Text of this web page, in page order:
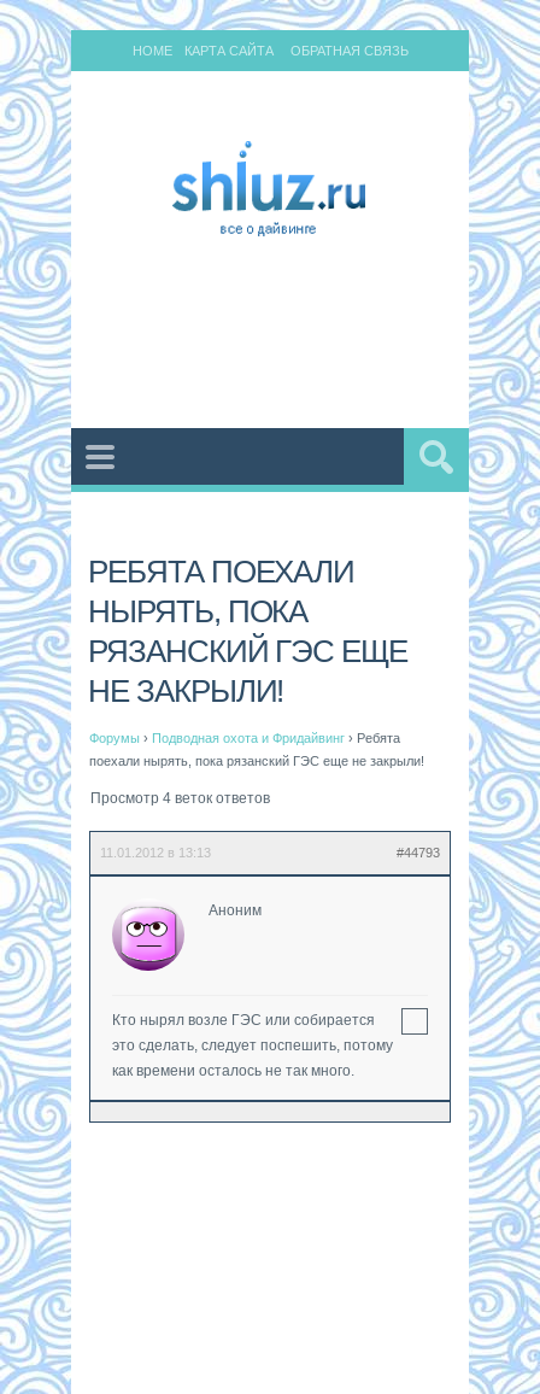
HOME КАРТА САЙТА ОБРАТНАЯ СВЯЗЬ
РЕБЯТА ПОЕХАЛИ
НЫРЯТЬ, ПОКА
РЯЗАНСКИЙ ГЭС ЕЩЕ
НЕ ЗАКРЫЛИ!
Форумы › Подводная охота и Фридайвинг › Ребята
поехали нырять, пока рязанский ГЭС еще не закрыли!
Просмотр 4 веток ответов
11.01.2012 в 13:13 #44793
Аноним
Кто нырял возле ГЭС или собирается
это сделать, следует поспешить, потому
как времени осталось не так много.